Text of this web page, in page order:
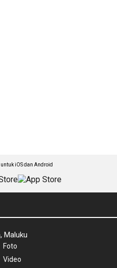
iOS dan Android
Maluku
Foto
Video